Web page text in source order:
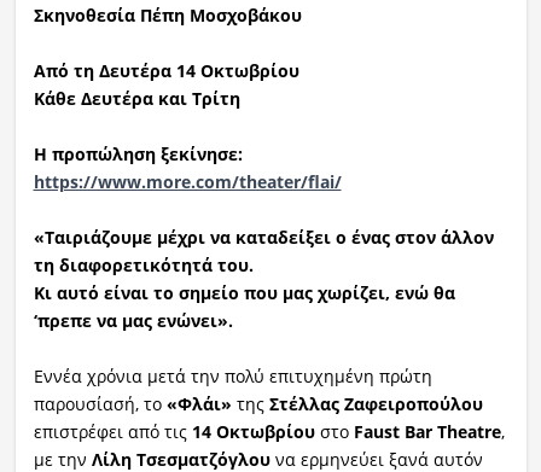
Σκηνοθεσία Πέπη Μοσχοβάκου
Από τη Δευτέρα 14 Οκτωβρίου
Κάθε Δευτέρα και Τρίτη
Η προπώληση ξεκίνησε:
https://www.more.com/theater/flai/
«Ταιριάζουμε μέχρι να καταδείξει ο ένας στον άλλον
τη διαφορετικότητά του.
Κι αυτό είναι το σημείο που μας χωρίζει, ενώ θα
‘πρεπε να μας ενώνει».
Εννέα χρόνια μετά την πολύ επιτυχημένη πρώτη
παρουσίασή, το «Φλάι» της Στέλλας Ζαφειροπούλου
επιστρέφει από τις 14 Οκτωβρίουστο Faust Bar Theatre,
με την Λίλη Τσεσματζόγλουνα ερμηνεύει ξανά αυτόν